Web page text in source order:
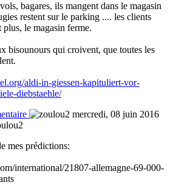
bagares, ils mangent dans le magasin
restent sur le parking .... les clients
plus, le magasin ferme.
bisounours qui croivent, que toutes les
aldi-in-giessen-kapituliert-vor-
diebstaehle/
mercredi, 08 juin 2016
mes prédictions:
international/21807-allemagne-69-000-